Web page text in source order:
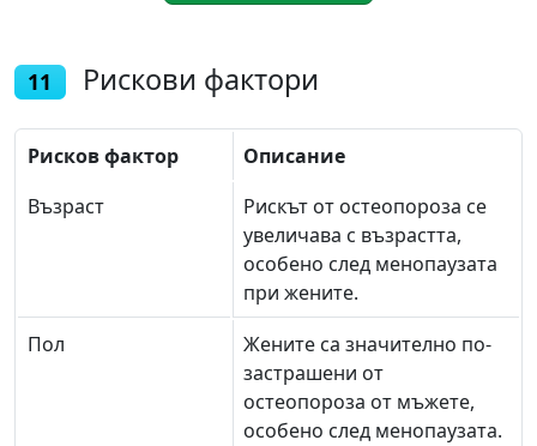
11 Рискови фактори
Рисков фактор
Описание
Възраст
Рискът от остеопороза се
увеличава с възрастта,
особено след менопаузата
при жените.
Пол
Жените са значително по-
застрашени от
остеопороза от мъжете,
особено след менопаузата.